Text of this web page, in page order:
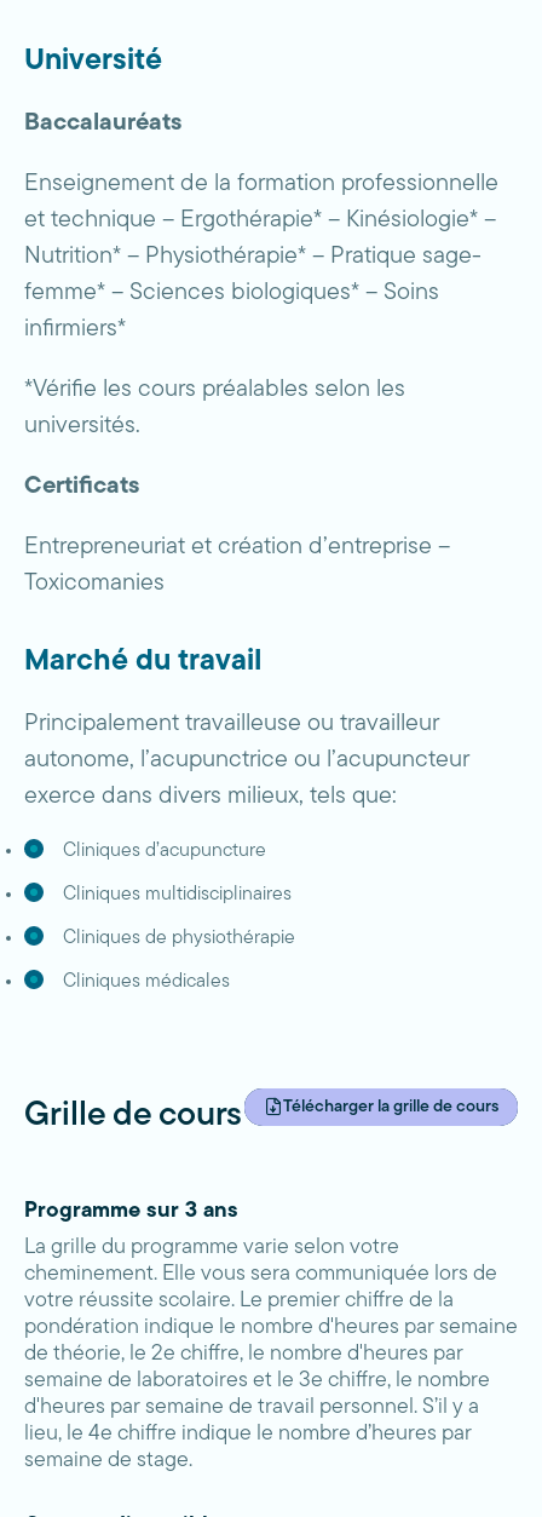
Université
Baccalauréats
Enseignement de la formation professionnelle
et technique – Ergothérapie* – Kinésiologie* –
Nutrition* – Physiothérapie* – Pratique sage-
femme* – Sciences biologiques* – Soins
infirmiers*
*Vérifie les cours préalables selon les
universités.
Certificats
Entrepreneuriat et création d’entreprise –
Toxicomanies
Marché du travail
Principalement travailleuse ou travailleur
autonome, l’acupunctrice ou l’acupuncteur
exerce dans divers milieux, tels que:
Cliniques d’acupuncture
Cliniques multidisciplinaires
Cliniques de physiothérapie
Cliniques médicales
Grille de cours Télécharger la grille de cours
Programme sur 3 ans
La grille du programme varie selon votre
cheminement. Elle vous sera communiquée lors de
votre réussite scolaire. Le premier chiffre de la
pondération indique le nombre d'heures par semaine
de théorie, le 2e chiffre, le nombre d'heures par
semaine de laboratoires et le 3e chiffre, le nombre
d'heures par semaine de travail personnel. S’il y a
lieu, le 4e chiffre indique le nombre d’heures par
semaine de stage.